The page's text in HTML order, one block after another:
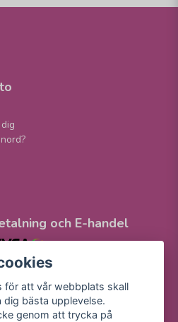
och E-handel
för att vår webbplats skall
dig bästa upplevelse.
genom att trycka på